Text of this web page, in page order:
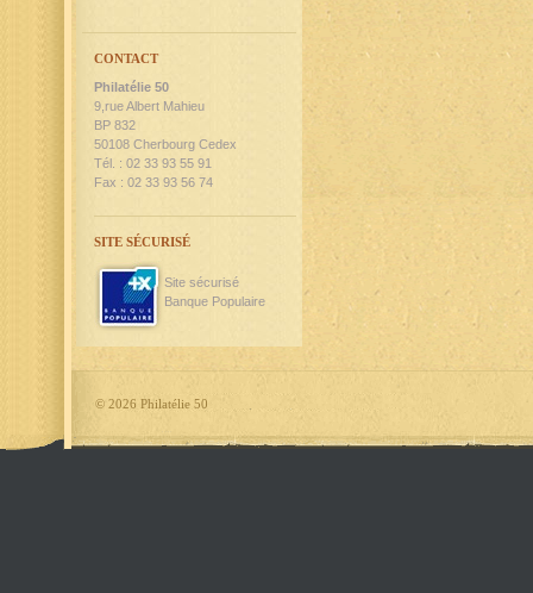
CONTACT
Philatélie 50
9,rue Albert Mahieu
BP 832
50108 Cherbourg Cedex
Tél. : 02 33 93 55 91
Fax : 02 33 93 56 74
SITE SÉCURISÉ
Site sécurisé
Banque Populaire
© 2026 Philatélie 50